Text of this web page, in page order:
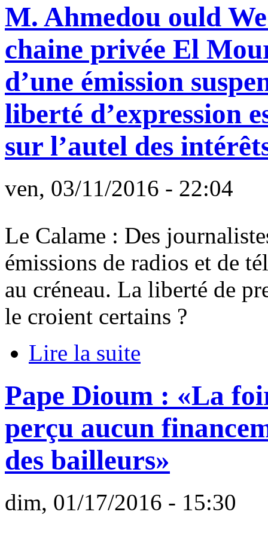
M. Ahmedou ould
chaine privée El
d’une émission
liberté d’expression
sur l’autel des
ven, 03/11/2016 - 22:04
Le Calame : Des
émissions de radios et de
au créneau. La liberté de
le croient certains ?
Lire la suite
Pape Dioum : «La
perçu aucun
des bailleurs»
dim, 01/17/2016 - 15:30